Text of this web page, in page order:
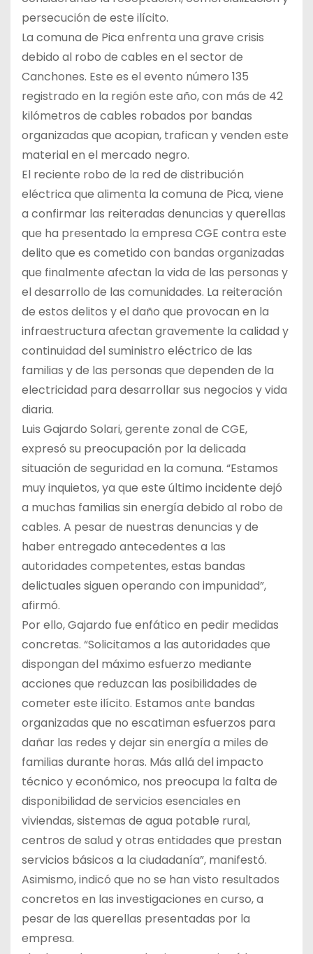
persecución de este ilícito.
La comuna de Pica enfrenta una grave crisis
debido al robo de cables en el sector de
Canchones. Este es el evento número 135
registrado en la región este año, con más de 42
kilómetros de cables robados por bandas
organizadas que acopian, trafican y venden este
material en el mercado negro.
El reciente robo de la red de distribución
eléctrica que alimenta la comuna de Pica, viene
a confirmar las reiteradas denuncias y querellas
que ha presentado la empresa CGE contra este
delito que es cometido con bandas organizadas
que finalmente afectan la vida de las personas y
el desarrollo de las comunidades. La reiteración
de estos delitos y el daño que provocan en la
infraestructura afectan gravemente la calidad y
continuidad del suministro eléctrico de las
familias y de las personas que dependen de la
electricidad para desarrollar sus negocios y vida
diaria.
Luis Gajardo Solari, gerente zonal de CGE,
expresó su preocupación por la delicada
situación de seguridad en la comuna. “Estamos
muy inquietos, ya que este último incidente dejó
a muchas familias sin energía debido al robo de
cables. A pesar de nuestras denuncias y de
haber entregado antecedentes a las
autoridades competentes, estas bandas
delictuales siguen operando con impunidad”,
afirmó.
Por ello, Gajardo fue enfático en pedir medidas
concretas. “Solicitamos a las autoridades que
dispongan del máximo esfuerzo mediante
acciones que reduzcan las posibilidades de
cometer este ilícito. Estamos ante bandas
organizadas que no escatiman esfuerzos para
dañar las redes y dejar sin energía a miles de
familias durante horas. Más allá del impacto
técnico y económico, nos preocupa la falta de
disponibilidad de servicios esenciales en
viviendas, sistemas de agua potable rural,
centros de salud y otras entidades que prestan
servicios básicos a la ciudadanía”, manifestó.
Asimismo, indicó que no se han visto resultados
concretos en las investigaciones en curso, a
pesar de las querellas presentadas por la
empresa.